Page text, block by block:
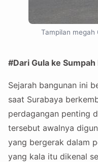
Tampilan
#Dari Gula ke Sumpah
Sejarah bangunan ini
saat Surabaya
perdagangan penting
tersebut awalnya
yang bergerak dalam
yang kala itu dikenal